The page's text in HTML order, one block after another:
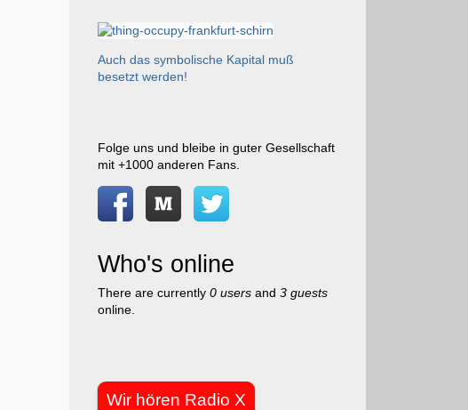
Auch das symbolische Kapital muß
besetzt werden!
Folge uns und bleibe in guter Gesellschaft
mit +1000 anderen Fans.
Who's online
There are currently 0 usersand 3 guests
online.
Wir hören Radio X